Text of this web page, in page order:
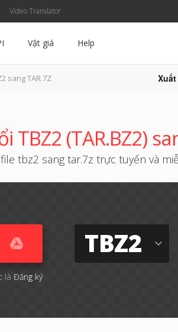
Video Translator
Vật giá Help
sang TAR.7Z
TBZ2 (TAR.BZ2)
tbz2 sang tar.7z trực tuyến và
là Đăng ký
TBZ2